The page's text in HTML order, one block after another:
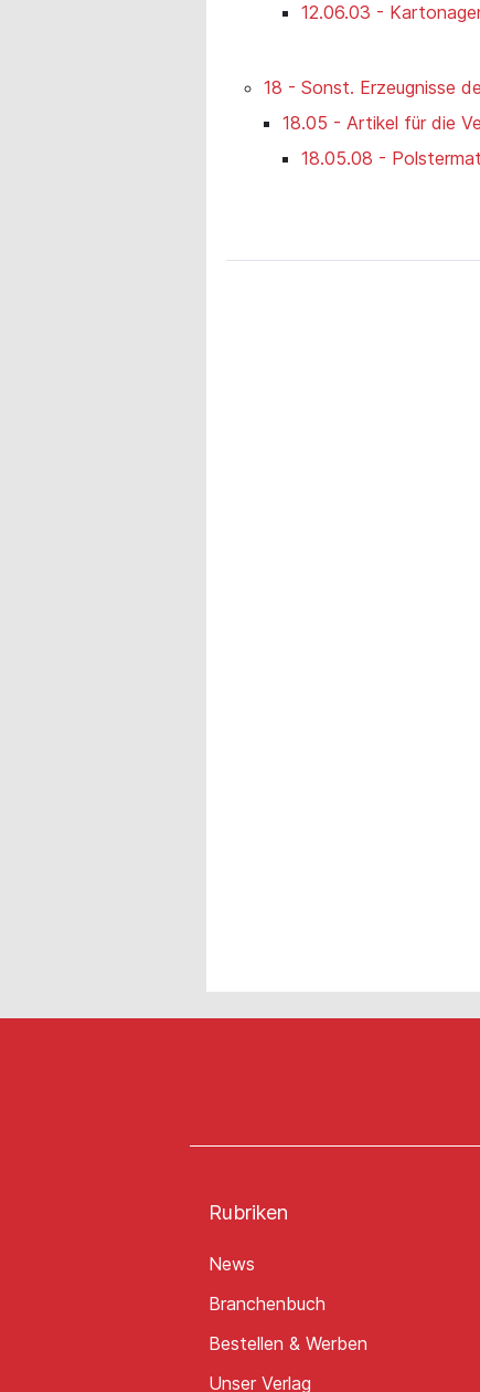
12.06.03 -
18 - Sonst. Erzeugnisse
18.05 - Artikel für die
18.05.08 -
Rubriken
News
Branchenbuch
Bestellen & Werben
Unser Verlag